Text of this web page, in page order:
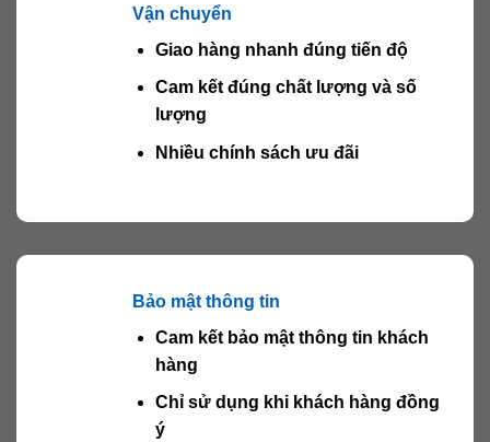
Vận chuyển
Giao hàng nhanh đúng tiến độ
Cam kết đúng chất lượng và số
lượng
Nhiều chính sách ưu đãi
Bảo mật thông tin
Cam kết bảo mật thông tin khách
hàng
Chỉ sử dụng khi khách hàng đồng
ý